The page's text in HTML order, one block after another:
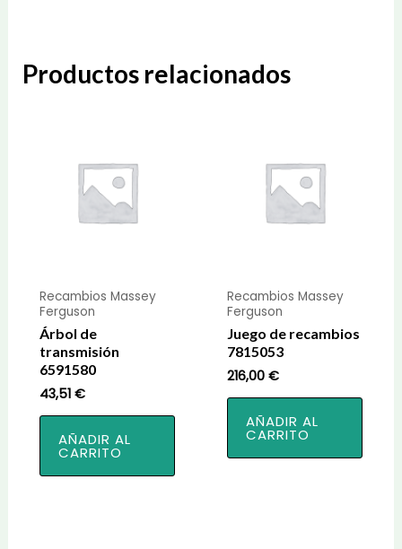
Productos relacionados
Recambios Massey
Ferguson
Árbol de
transmisión
6591580
43,51 €
AÑADIR AL
CARRITO
Recambios Massey
Ferguson
Juego de recambios
7815053
216,00€
AÑADIR AL
CARRITO